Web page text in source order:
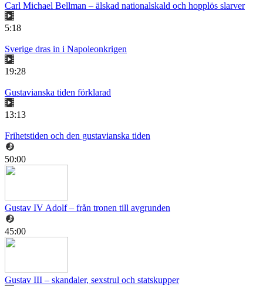
Carl Michael Bellman – älskad nationalskald och hopplös slarver
5:18
Sverige dras in i Napoleonkrigen
19:28
Gustavianska tiden förklarad
13:13
Frihetstiden och den gustavianska tiden
50:00
Gustav IV Adolf – från tronen till avgrunden
45:00
Gustav III – skandaler, sexstrul och statskupper